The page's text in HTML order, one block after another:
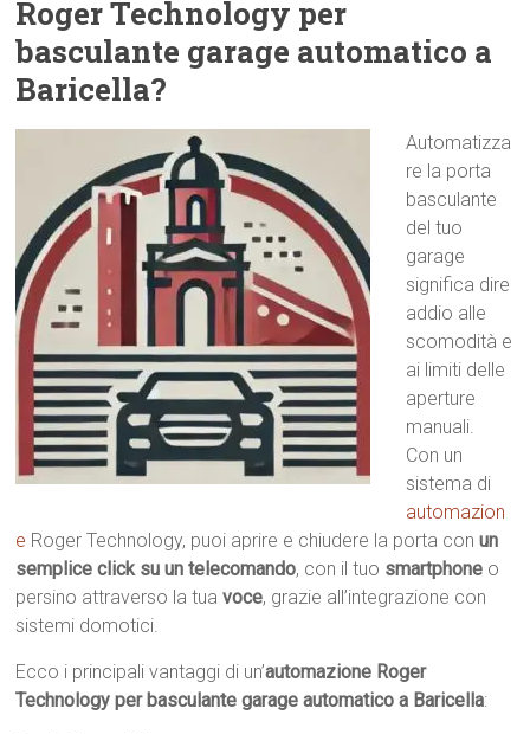
Roger Technology per
basculante garage automatico a
Baricella?
Automatizza
re la porta
basculante
del tuo
garage
significa dire
addio alle
scomodità e
ai limiti delle
aperture
manuali.
Con un
sistema di
automazion
e Roger Technology, puoi aprire e chiudere la porta conun
semplice click su un telecomando, con il tuo smartphone o
persino attraverso la tuavoce, grazie all’integrazione con
sistemi domotici.
Ecco i principali vantaggi di un’automazione Roger
Technology per basculante garage automatico a Baricella: